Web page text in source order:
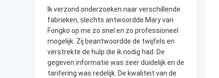
Ik verzond onderzoeken naar verschillende
fabrieken, slechts antwoordde Mary van
Fongko op me zo snel en zo professioneel
mogelijk. Zij beantwoordde de twijfels en
verstrekte de hulp die ik nodig had. De
gegeven informatie was zeer duidelijk en de
tarifering was redelijk. De kwaliteit van de